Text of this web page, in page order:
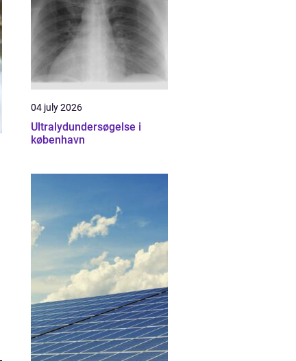
04 july 2026
Ultralydundersøgelse i
københavn